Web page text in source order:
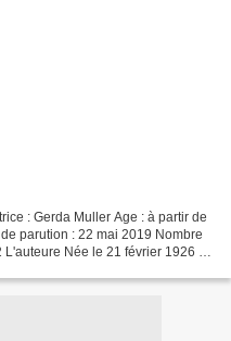
: Gerda Muller Age : à partir de
parution : 22 mai 2019 Nombre
Née le 21 février 1926 à